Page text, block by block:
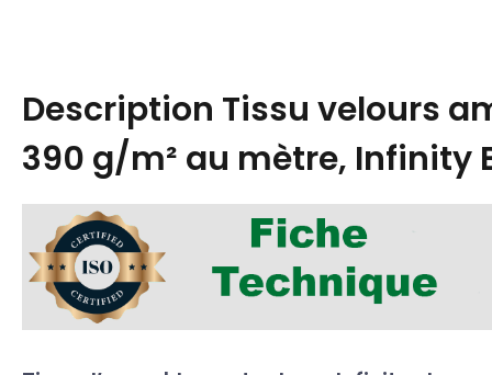
Description Tissu velours
390 g/m² au mètre, Infinity